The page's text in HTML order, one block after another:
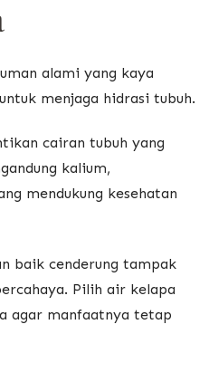
alami yang kaya
menjaga hidrasi tubuh.
cairan tubuh yang
kalium,
mendukung kesehatan
baik cenderung tampak
Pilih air kelapa
agar manfaatnya tetap